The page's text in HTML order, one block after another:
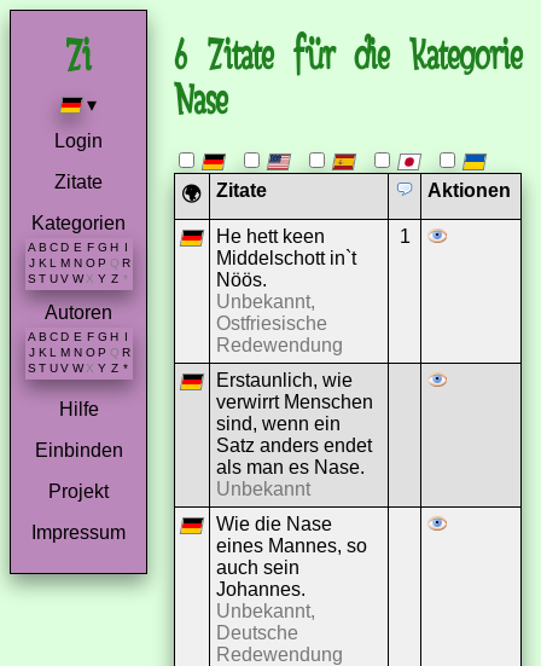
▾
Login
Zitate
Kategorien
A B C D E F G H I
J K L M N O P Q R
S T U V W X Y Z *
Autoren
A B C D E F G H
J K L M N O P Q R
S T U V W X Y Z *
Hilfe
Einbinden
Projekt
Impressum
6 Zitate für die Kategorie
Nase
🌍 Zitate Aktionen
He hett keen
Middelschott in`t
Nöös.
Unbekannt,
Ostfriesische
Redewendung
1
Erstaunlich, wie
verwirrt Menschen
sind, wenn ein
Satz anders endet
als man es Nase.
Unbekannt
Wie die Nase
eines Mannes, so
auch sein
Johannes.
Unbekannt,
Deutsche
Redewendung